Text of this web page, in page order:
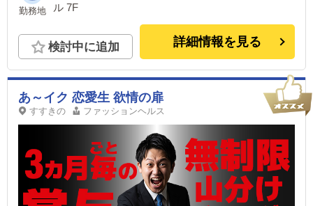
勤務地
ル 7F
検討中に追加 詳細情報を見る
あ～イク 恋愛生 欲情の扉
すすきの ファッションヘルス